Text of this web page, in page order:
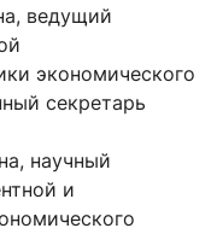
ведущий
экономического
секретарь
научный
и